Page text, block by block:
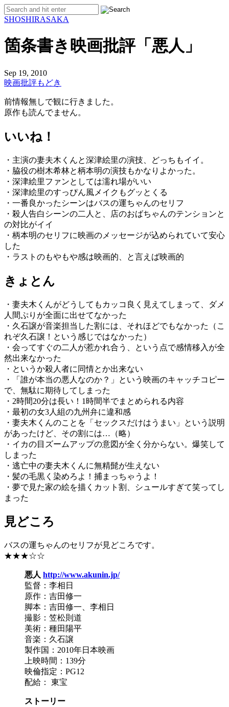
SHOSHIRASAKA
箇条書き映画批評「悪人」
Sep 19, 2010
映画批評もどき
前情報無しで観に行きました。
原作も読んでません。
いいね！
・主演の妻夫木くんと深津絵里の演技、どっちもイイ。
・脇役の樹木希林と柄本明の演技もかなりよかった。
・深津絵里ファンとしては濡れ場がいい
・深津絵里のすっぴん風メイクもグッとくる
・一番良かったシーンはバスの運ちゃんのセリフ
・殺人告白シーンの二人と、店のおばちゃんのテンションと
の対比がイイ
・柄本明のセリフに映画のメッセージが込められていて安心
した
・ラストのもやもや感は映画的、と言えば映画的
きょとん
・妻夫木くんがどうしてもカッコ良く見えてしまって、ダメ
人間ぷりが全面に出せてなかった
・久石譲が音楽担当した割には、それほどでもなかった（こ
れぞ久石譲！という感じではなかった）
・会ってすぐの二人が惹かれ合う、という点で感情移入が全
然出来なかった
・というか殺人者に同情とか出来ない
・「誰が本当の悪人なのか？」という映画のキャッチコピー
で、無駄に期待してしまった
・2時間20分は長い！1時間半でまとめられる内容
・最初の女3人組の九州弁に違和感
・妻夫木くんのことを「セックスだけはうまい」という説明
があったけど、その割には…（略）
・イカの目ズームアップの意図が全く分からない。爆笑して
しまった
・逃亡中の妻夫木くんに無精髭が生えない
・髪の毛黒く染めろよ！捕まっちゃうよ！
・夢で見た家の絵を描くカット割、シュールすぎて笑ってし
まった
見どころ
バスの運ちゃんのセリフが見どころです。
★★★☆☆
悪人 http://www.akunin.jp/
監督：李相日
原作：吉田修一
脚本：吉田修一、李相日
撮影：笠松則道
美術：種田陽平
音楽：久石譲
製作国：2010年日本映画
上映時間：139分
映倫指定：PG12
配給： 東宝
ストーリー